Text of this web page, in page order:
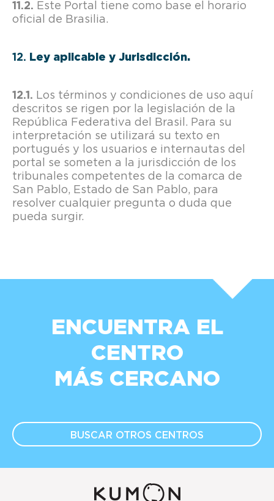
Este Portal tiene como base el horario
oficial de Brasilia.
Ley aplicable y Jurisdicción.
Los términos y condiciones de uso aquí
descritos se rigen por la legislación de la
República Federativa del Brasil. Para su
interpretación se utilizará su texto en
portugués y los usuarios e internautas del
portal se someten a la jurisdicción de los
tribunales competentes de la comarca de
San Pablo, Estado de San Pablo, para
resolver cualquier pregunta o duda que
pueda surgir.
ENCUENTRA EL
CENTRO
MÁS CERCANO
BUSCAR OTROS CENTROS